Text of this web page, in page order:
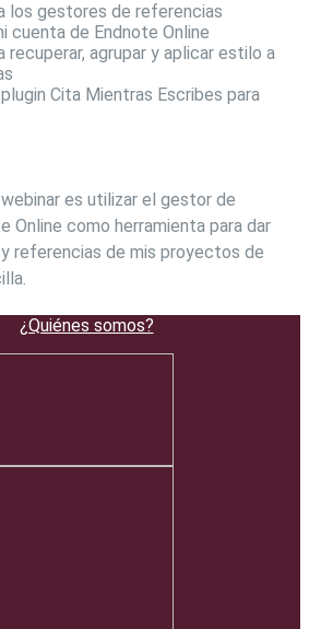
los gestores de referencias
cuenta de Endnote Online
recuperar, agrupar y aplicar estilo a
Cita Mientras Escribes para
es utilizar el gestor de
Online como herramienta para dar
referencias de mis proyectos de
¿Quiénes somos?